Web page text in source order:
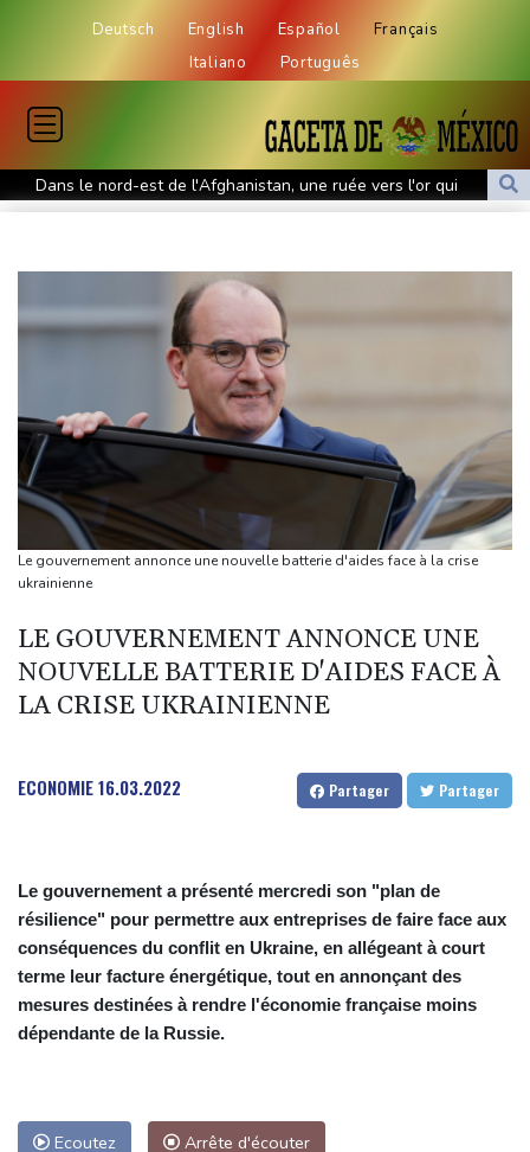
Deutsch English Español
Français
Italiano
Português
Dans le nord-est de l'Afghanistan, une ruée vers l'or qui
bouleverse vies et paysages
Indonésie : un parc national fermé à Java où des incendies se
Chine : annulations de vols et évacuations à l'approche du
typhon Dolphin
Euro de natation: privé de jambes, Grousset a musclé le mental
WTA 1000: Sabalenka et Pegula éliminées à Toronto, Swiatek
en quarts
Téhéran pose ses conditions à toute réouverture du détroit
d'Ormuz
décédé
Le cancer de Joe Biden s'est aggravé, selon son fils
Colombie: deux attaques marquent le premier jour du président
Le gouvernement annonce une nouvelle batterie d'aides face à la crise
ukrainienne
LE GOUVERNEMENT ANNONCE UNE
NOUVELLE BATTERIE D'AIDES FACE À
LA CRISE UKRAINIENNE
ECONOMIE16.03.2022 Partager Partager
Le gouvernement a présenté mercredi son "plan de
résilience" pour permettre aux entreprises de faire face aux
conséquences du conflit en Ukraine, en allégeant à court
terme leur facture énergétique, tout en annonçant des
mesures destinées à rendre l'économie française moins
dépendante de la Russie.
Ecoutez Arrête d'écouter